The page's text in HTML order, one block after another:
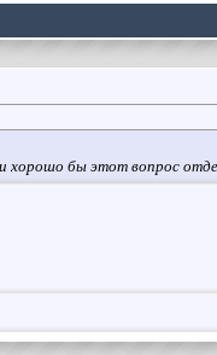
хорошо бы этот вопрос